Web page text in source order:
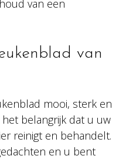
van een
van
mooi, sterk en
belangrijk dat u uw
reinigt en behandelt.
en u bent